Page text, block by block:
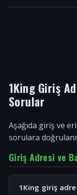
1King Giriş
Sorular
Aşağıda giriş ve
sorulara
Giriş Adresi ve
1King giriş